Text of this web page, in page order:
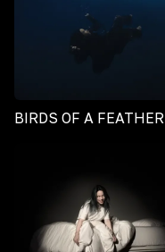
BIRDS OF A FEATHER